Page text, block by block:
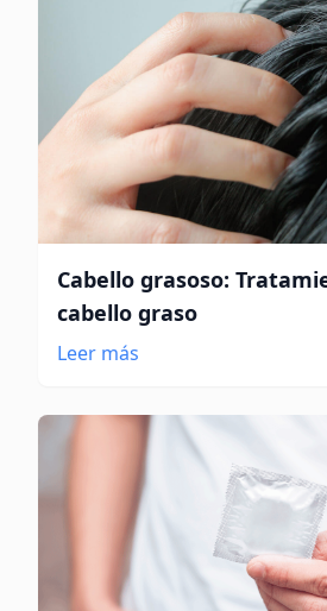
Cabello grasoso:
cabello graso
Leer más